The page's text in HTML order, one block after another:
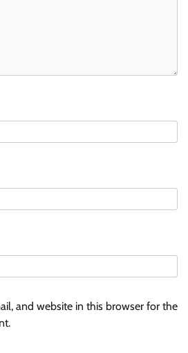
and website in this browser for the